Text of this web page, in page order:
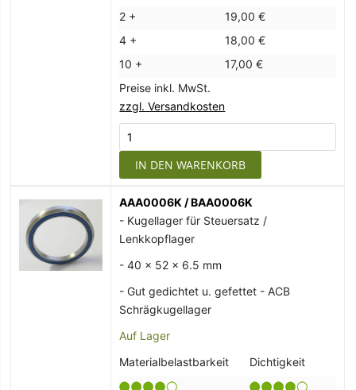
2 +
19,00 €
4 +
18,00 €
10 +
17,00 €
Preise inkl. MwSt.
zzgl. Versandkosten
IN DEN WARENKORB
AAA0006K / BAA0006K
- Kugellager für Steuersatz /
Lenkkopflager
- 40 x 52 x 6.5 mm
- Gut gedichtet u. gefettet - ACB
Schrägkugellager
Auf Lager
Materialbelastbarkeit
Dichtigkeit